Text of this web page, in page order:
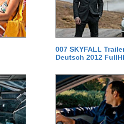
007 SKYFALL
Deutsch 2012